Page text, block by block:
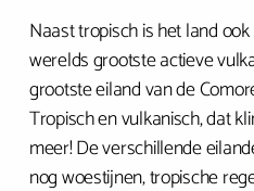
Naast tropisch is het land ook
werelds grootste actieve
grootste eiland van de
Tropisch en vulkanisch, dat
meer! De verschillende
nog woestijnen, tropische